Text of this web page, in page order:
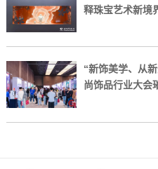
释珠宝艺术新境
“新饰美学、从
尚饰品行业大会